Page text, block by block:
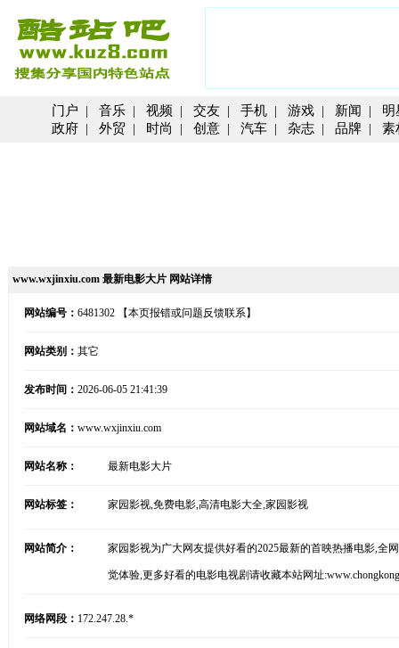
门户 | 音乐 | 视频 | 交友 | 手机 | 游戏 | 新闻 | 明
政府 | 外贸 | 时尚 | 创意 | 汽车 | 杂志 | 品牌 | 素
www.wxjinxiu.com 最新电影大片 网站详情
网站编号： 6481302 【本页报错或问题反馈联系】
网站类别： 其它
发布时间： 2026-06-05 21:41:39
网站域名： www.wxjinxiu.com
网站名称： 最新电影大片
网站标签： 家园影视,免费电影,高清电影大全,家园影视
网站简介： 家园影视为广大网友提供好看的2025最新的首映热播电影,全
觉体验,更多好看的电影电视剧请收藏本站网址
网络网段： 172.247.28.*